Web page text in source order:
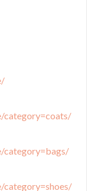
category=coats/
category=bags/
category=shoes/